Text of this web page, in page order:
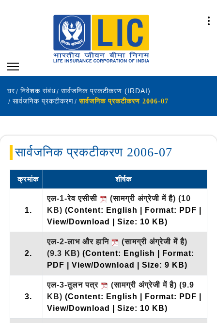
घर निवेशक संबंध
सार्वजनिक प्रकटीकरण (IRDAI)
सार्वजनिक प्रकटीकरण
सार्वजनिक प्रकटीकरण 2006-07
सार्वजनिक प्रकटीकरण 2006-07
क्रमांक शीर्षक
1.
एल-1-रेव एसीसी (सामग्री अंग्रेजी में है) (10
KB) (Content: English | Format: PDF |
View/Download | Size: 10 KB)
2.
एल-2-लाभ और हानि
(सामग्री अंग्रेजी में है)
(9.3 KB) (Content: English | Format:
PDF | View/Download | Size: 9 KB)
3.
एल-3-तुलन पत्र (सामग्री अंग्रेजी में है) (9.9
KB) (Content: English | Format: PDF |
View/Download | Size: 10 KB)